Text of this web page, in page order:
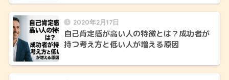
2020年2月17日
自己肯定感が高い人の特徴とは？成功者が
持つ考え方と低い人が増える原因